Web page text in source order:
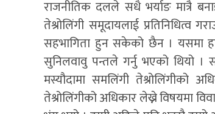
राजनीतिक दलले सधै भर्याङ मात्रै
तेश्रोलिंगी समूदायलाई प्रतिनिधित्व
सहभागिता हुन सकेको छैन । यसमा
सुनिलवावु पन्तले गर्नु भएको थियो ।
मस्यौदामा समलिंगी तेश्रोलिंगीको
तेश्रोलिंगीको अधिकार लेख्ने विषयमा